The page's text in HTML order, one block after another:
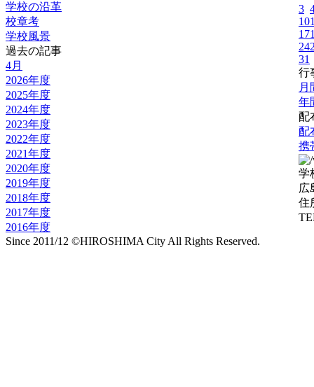
学校の沿革
校章考
学校風景
過去の記事
4月
2026年度
2025年度
2024年度
2023年度
2022年度
2021年度
2020年度
2019年度
2018年度
2017年度
2016年度
3
10
17
24
31
行
月
年
配
配
携
学
広
住
Since 2011/12 ©HIROSHIMA City All Rights Reserved.